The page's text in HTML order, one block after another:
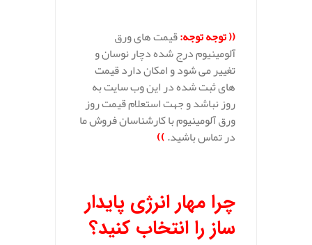
(( توجه توجه:قیمت های ورق
آلومینیوم درج شده دچار نوسان و
تغییر می شود و امکان دارد قیمت
های ثبت شده در این وب سایت به
روز نباشد و جهت استعلام قیمت روز
ورق آلومینیوم با کارشناسان فروش ما
در تماس باشید.))
چرا مهار انرژی پایدار
ساز را انتخاب کنید؟